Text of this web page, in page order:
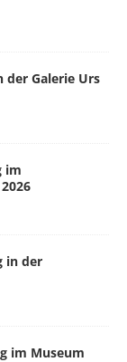
der Galerie Urs
im
in der
im Museum